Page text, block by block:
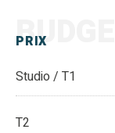
PRIX
BUDGET
Studio / T1
T2